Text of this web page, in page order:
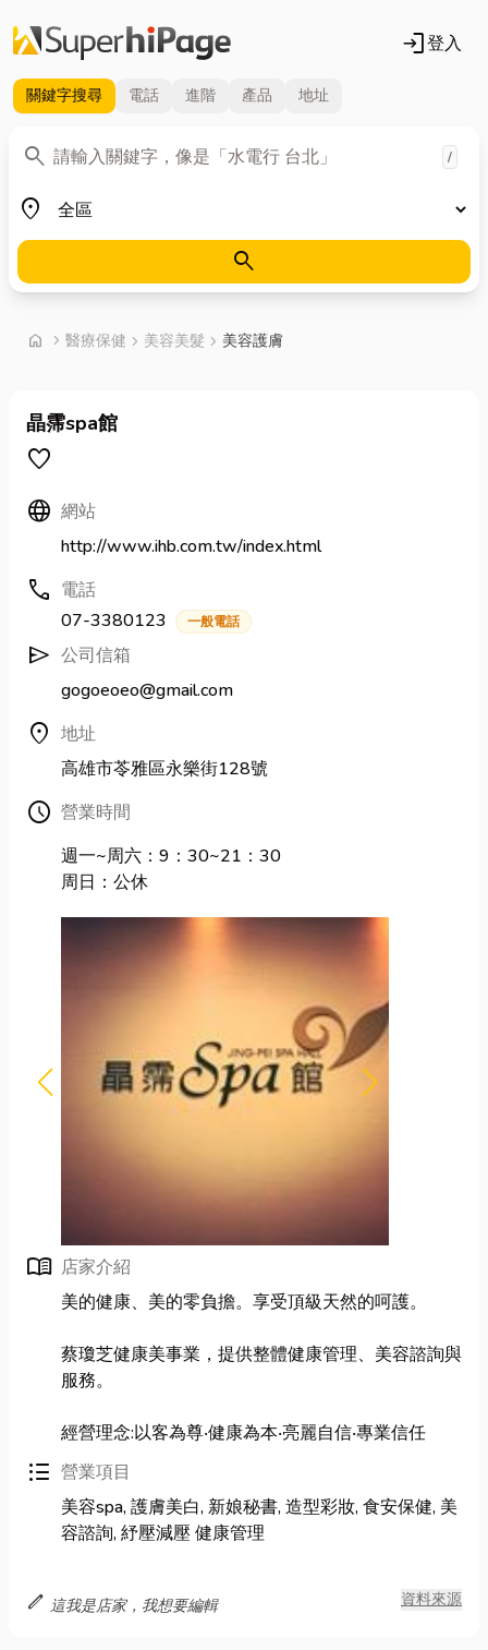
login登入
關鍵字搜尋 電話 進階 產品 地址
search
關鍵字 /
place
地區
search
home chevron_right 首頁
醫療保健 chevron_right 美容美髮 chevron_right 美容護膚
晶霈spa館
favorite
Language 網站
http://www.ihb.com.tw/index.html
call 電話
07-3380123
一般電話
send 公司信箱
gogoeoeo@gmail.com
location_on 地址
高雄市苓雅區永樂街128號
Schedule 營業時間
週一~周六：9：30~21：30
周日：公休
menu_book 店家介紹
美的健康、美的零負擔。享受頂級天然的呵護。
蔡瓊芝健康美事業，提供整體健康管理、美容諮詢與
服務。
經營理念:以客為尊‧健康為本‧亮麗自信‧專業信任
format_list_bulleted 營業項目
美容spa, 護膚美白, 新娘秘書, 造型彩妝, 食安保健, 美
容諮詢, 紓壓減壓 健康管理
edit 這我是店家，我想要編輯 資料來源